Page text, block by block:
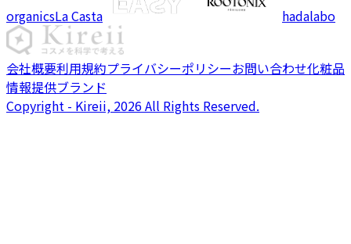
organicsLa Casta hadalabo
会社概要利用規約プライバシーポリシーお問い合わせ化粧品
情報提供ブランド
Copyright - Kireii, 2026 All Rights Reserved.